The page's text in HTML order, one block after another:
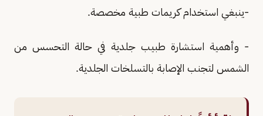
-ينبغي استخدام كريمات طبية مخصصة.
- وأهمية استشارة طبيب جلدية في حالة التحسس من
الشمس لتجنب الإصابة بالتسلخات الجلدية.